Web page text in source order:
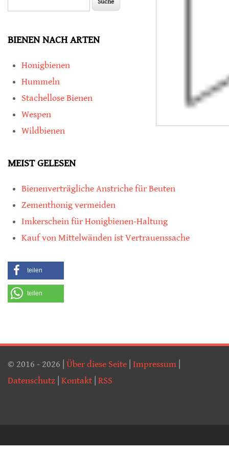
BIENEN NACH ARTEN
Honigbienen
Hummeln
Stachellose Bienen
Wespen
Wildbienen
MEIST GELESEN
Bienenverträgliche Anstriche für Beuten
Zementhonig vermeiden
Imkerschein für Honigbienen-Haltung
Kauf von Mittelwänden ist Vertrauenssache
teilen
teilen
© 2016 - 2026 | Über diese Seite Impressum
Datenschutz Kontakt RSS